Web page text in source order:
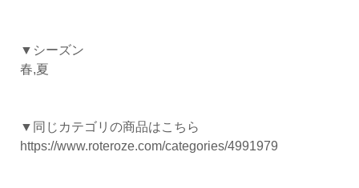
▼シーズン
春,夏
▼同じカテゴリの商品はこちら
https://www.roteroze.com/categories/4991979